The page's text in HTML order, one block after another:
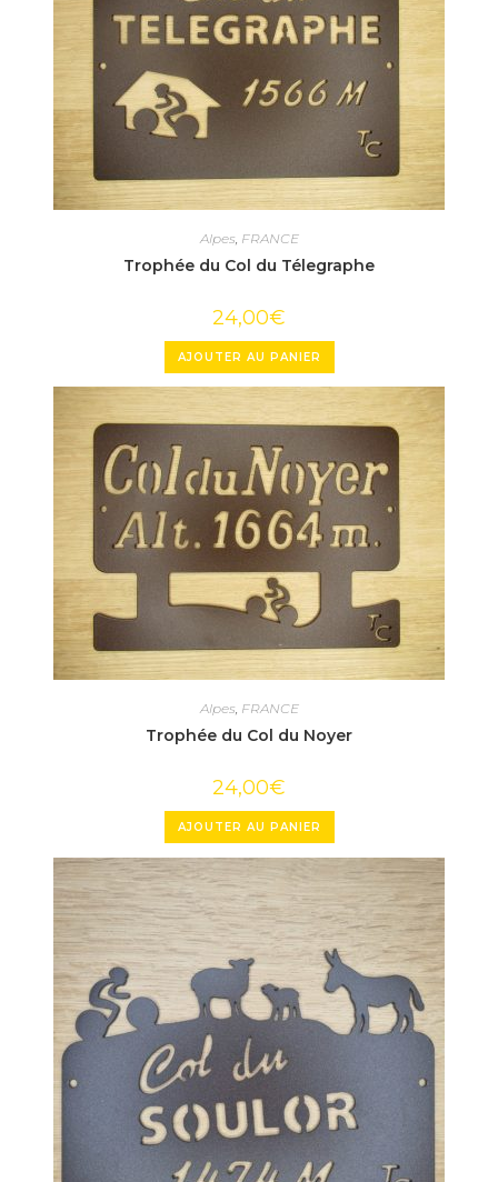
Alpes FRANCE
Trophée du Col du Télegraphe
24,00€
AJOUTER AU PANIER
Alpes, FRANCE
Trophée du Col du Noyer
24,00€
AJOUTER AU PANIER